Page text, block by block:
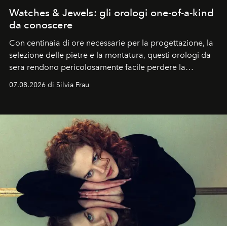
Watches & Jewels: gli orologi one-of-a-kind
da conoscere
Con centinaia di ore necessarie per la progettazione, la
selezione delle pietre e la montatura, questi orologi da
sera rendono pericolosamente facile perdere la
cognizione del tempo. Ma con quadranti così
07.08.2026 di Silvia Frau